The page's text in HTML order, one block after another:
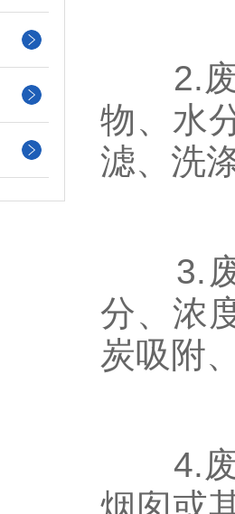
2.废
物、水
滤、洗
3.废
分、浓
炭吸附
4.废